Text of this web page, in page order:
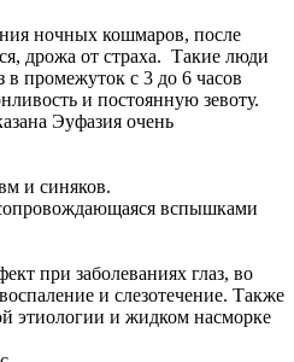
ночных кошмаров, после
дрожа от страха. Такие люди
в промежуток с 3 до 6 часов
и постоянную зевоту.
Эуфазия очень
и синяков.
вспышками
при заболеваниях глаз, во
и слезотечение. Также
этиологии и жидком насморке